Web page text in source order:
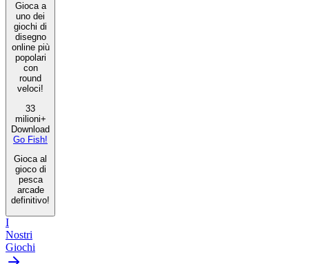
Gioca a
uno dei
giochi di
disegno
online più
popolari
con
round
veloci!
33
milioni+
Download
Go Fish!
Gioca al
gioco di
pesca
arcade
definitivo!
I
Nostri
Giochi